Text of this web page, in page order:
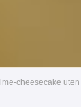
cheesecake